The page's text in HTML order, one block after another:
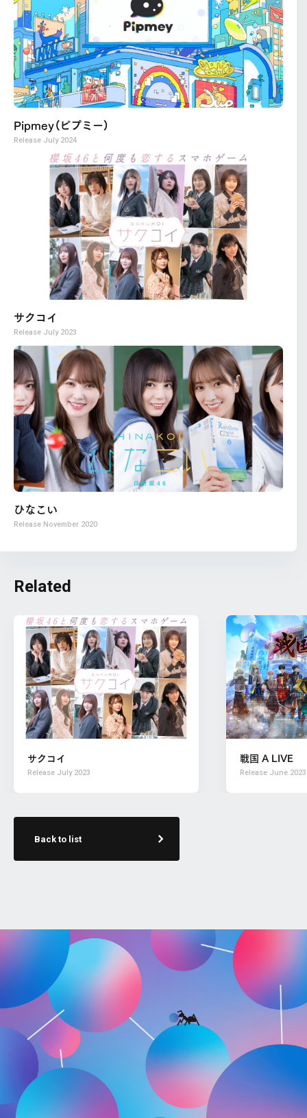
Pipmey（ピプミー）
Release July 2024
サクコイ
Release July 2023
ひなこい
Release November 2020
Related
サクコイ
Release July 2023
戦国 A LIVE
Release June 2023
Back to list